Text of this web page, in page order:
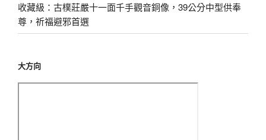
收藏級：古樸莊嚴十一面千手觀音銅像，39公分中型供奉
尊，祈福避邪首選
大方向